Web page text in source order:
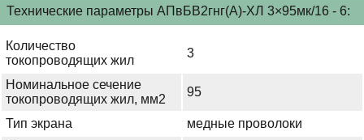
Технические параметры АПвБВ2гнг(А)-ХЛ 3×95мк/16 - 6:
Количество
токопроводящих жил
3
Номинальное сечение
токопроводящих жил, мм2
95
Тип экрана
медные проволоки